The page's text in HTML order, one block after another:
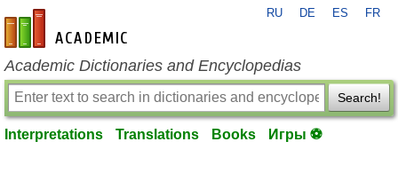
en-academic.com
RU DE ES FR
Academic Dictionaries and Encyclopedias
Search!
Interpretations Translations Books Игры ⚽